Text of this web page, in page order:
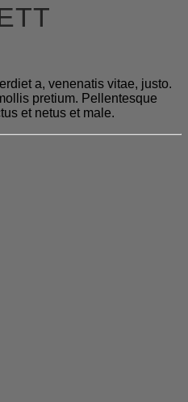
a, venenatis vitae, justo.
pretium. Pellentesque
et netus et male.